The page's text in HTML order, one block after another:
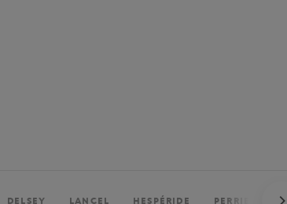
DELSEY LANCEL HESPÉRIDE PERRIER